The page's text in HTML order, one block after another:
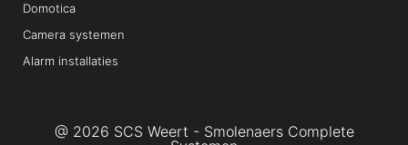
Domotica
Camera systemen
Alarm installaties
@ 2026 SCS Weert - Smolenaers Complete